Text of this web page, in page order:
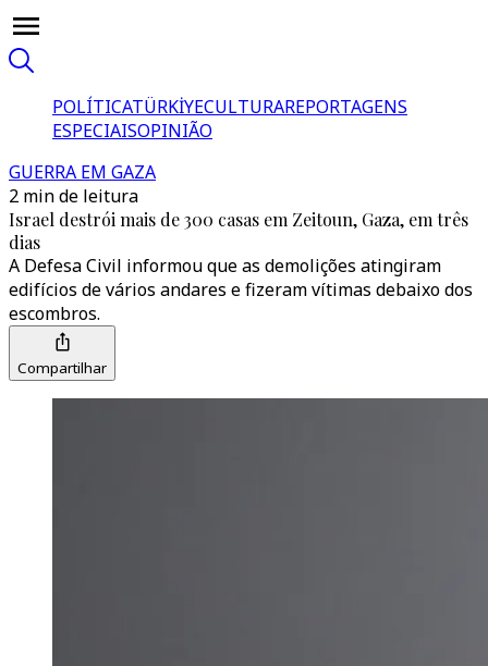
POLÍTICATÜRKİYECULTURAREPORTAGENS
ESPECIAISOPINIÃO
GUERRA EM GAZA
2 min de leitura
Israel destrói mais de 300 casas em Zeitoun, Gaza, em três
dias
A Defesa Civil informou que as demolições atingiram
edifícios de vários andares e fizeram vítimas debaixo dos
escombros.
Compartilhar